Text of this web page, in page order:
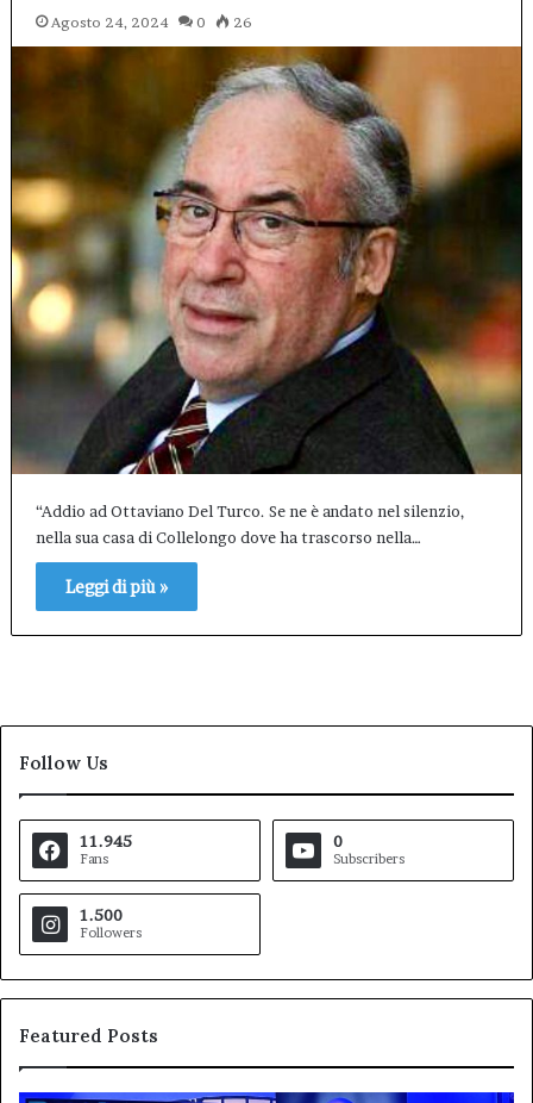
Agosto 24, 2024 0 26
“Addio ad Ottaviano Del Turco. Se ne è andato nel silenzio,
nella sua casa di Collelongo dove ha trascorso nella…
Leggi di più »
Follow Us
11.945
Fans
0
Subscribers
1.500
Followers
Featured Posts